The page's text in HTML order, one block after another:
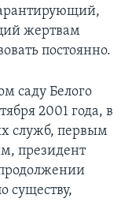
жертвам
постоянно.
саду Белого
2001 года, в
служб, первым
президент
существу,